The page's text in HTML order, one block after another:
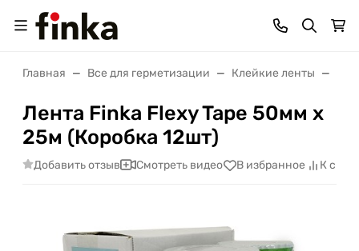
Главная Все для герметизации Клейкие ленты
Лента Finka Flexy Tape 50мм х
25м (Коробка 12шт)
Добавить отзыв Смотреть видео В избранное К